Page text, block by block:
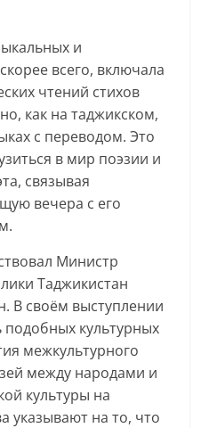
и
всего, включала
чтений стихов
как на таджикском,
с переводом. Это
в мир поэзии и
связывая
вечера с его
Министр
Таджикистан
В своём выступлении
культурных
межкультурного
между народами и
культуры на
указывают на то, что